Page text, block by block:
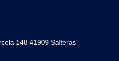
148 41909 Salteras